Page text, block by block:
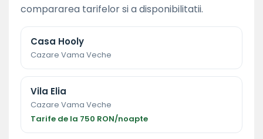
compararea tarifelor si a disponibilitatii.
Casa Hooly
Cazare Vama Veche
Vila Elia
Cazare Vama Veche
Tarife de la 750 RON/noapte